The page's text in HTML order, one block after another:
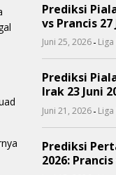
Prediksi
vs Prancis 27
Juni 25, 2026 -
Prediksi
Irak 23 Juni
Juni 21, 2026 -
Prediksi
2026: